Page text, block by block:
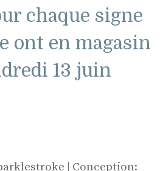
chaque signe
ont en magasin
13 juin
| Conception: